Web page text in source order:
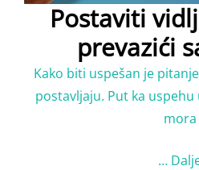
Postaviti
prevazići
Kako biti uspešan je
postavljaju. Put ka
mora
…